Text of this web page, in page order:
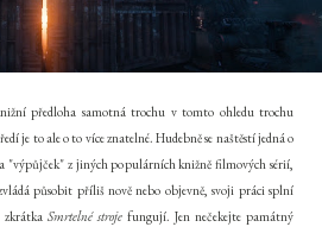
předloha samotná trochu v tomto ohledu trochu
je to ale o to více znatelné. Hudebně se naštěstí jedná o
"výpůjček" z jiných populárních knižně filmových sérií,
působit příliš nově nebo objevně, svoji práci splní
Smrtelné strojefungují. Jen nečekejte památný